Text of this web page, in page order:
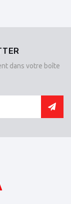
dans votre boîte